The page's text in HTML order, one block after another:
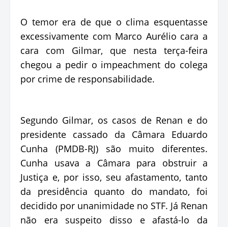
O temor era de que o clima esquentasse
excessivamente com Marco Aurélio cara a
cara com Gilmar, que nesta terça-feira
chegou a pedir o impeachment do colega
por crime de responsabilidade.
Segundo Gilmar, os casos de Renan e do
presidente cassado da Câmara Eduardo
Cunha (PMDB-RJ) são muito diferentes.
Cunha usava a Câmara para obstruir a
Justiça e, por isso, seu afastamento, tanto
da presidência quanto do mandato, foi
decidido por unanimidade no STF. Já Renan
não era suspeito disso e afastá-lo da